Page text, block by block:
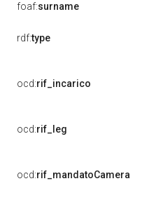
foaf:surname
rdf:type
ocd:rif_incarico
ocd:rif_leg
ocd:rif_mandatoCamera